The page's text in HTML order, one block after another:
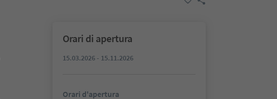
Orari di apertura
15.03.2026 - 15.11.2026
Orari d'apertura